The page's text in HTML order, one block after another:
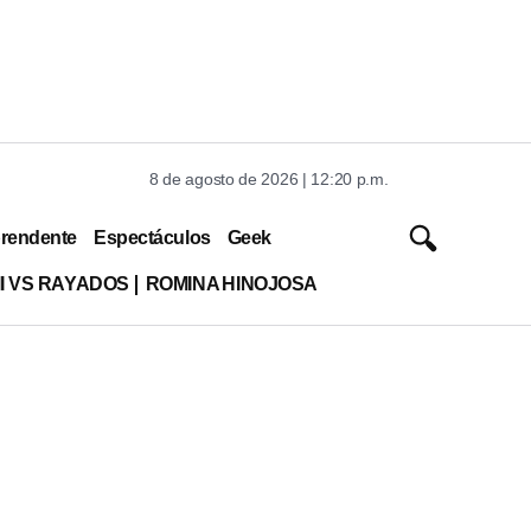
8 de agosto de 2026 | 12:20 p.m.
Espectáculos Geek
VS RAYADOS ROMINA HINOJOSA